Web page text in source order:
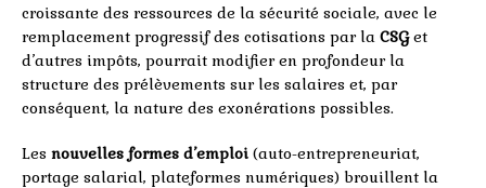
croissante des ressources de la sécurité sociale, avec le
remplacement progressif des cotisations par la CSGet
d’autres impôts, pourrait modifier en profondeur la
structure des prélèvements sur les salaires et, par
conséquent, la nature des exonérations possibles.
Les nouvelles formes d’emploi (auto-entrepreneuriat,
portage salarial, plateformes numériques) brouillent la